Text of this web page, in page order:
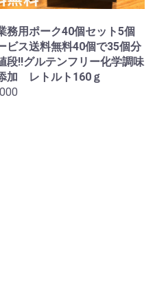
務用ポーク40個セット5個
ビス送料無料40個で35個分
段!!グルテンフリー化学調味
加 レトルト160ｇ